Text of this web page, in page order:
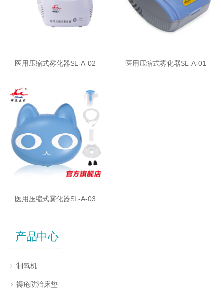
医用压缩式雾化器SL-A-02 医用压缩式雾化器SL-A-01
医用压缩式雾化器SL-A-03
产品中心
制氧机
褥疮防治床垫